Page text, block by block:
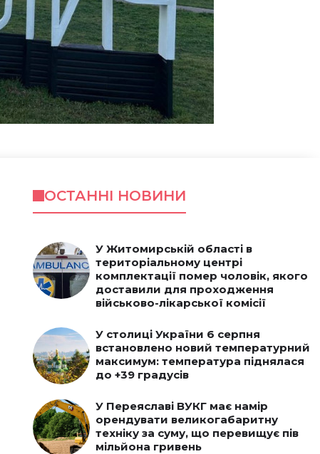
ОСТАННІ НОВИНИ
У Житомирській області в
територіальному центрі
комплектації помер чоловік, якого
доставили для проходження
військово-лікарської комісії
У столиці України 6 серпня
встановлено новий температурний
максимум: температура піднялася
до +39 градусів
У Переяславі ВУКГ має намір
орендувати великогабаритну
техніку за суму, що перевищує пів
мільйона гривень